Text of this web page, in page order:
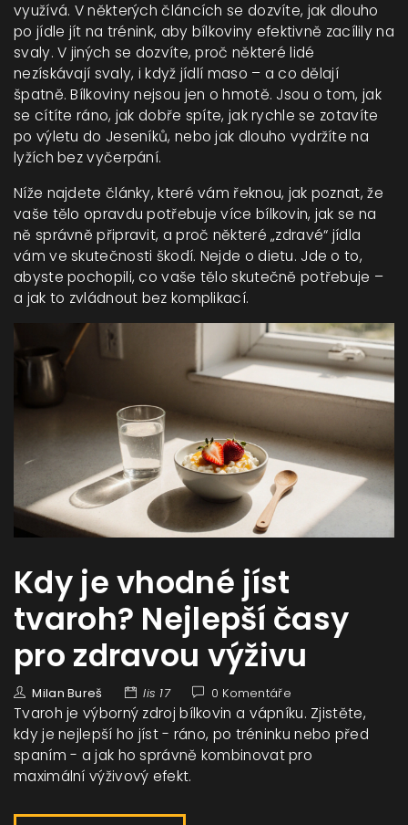
využívá. V některých článcích se dozvíte, jak dlouho
po jídle jít na trénink, aby bílkoviny efektivně zacílily na
svaly. V jiných se dozvíte, proč některé lidé
nezískávají svaly, i když jídlí maso – a co dělají
špatně. Bílkoviny nejsou jen o hmotě. Jsou o tom, jak
se cítíte ráno, jak dobře spíte, jak rychle se zotavíte
po výletu do Jeseníků, nebo jak dlouho vydržíte na
lyžích bez vyčerpání.
Níže najdete články, které vám řeknou, jak poznat, že
vaše tělo opravdu potřebuje více bílkovin, jak se na
ně správně připravit, a proč některé „zdravé“ jídla
vám ve skutečnosti škodí. Nejde o dietu. Jde o to,
abyste pochopili, co vaše tělo skutečně potřebuje –
a jak to zvládnout bez komplikací.
Kdy je vhodné jíst
tvaroh? Nejlepší časy
pro zdravou výživu
Milan Bureš lis 17 0 Komentáře
Tvaroh je výborný zdroj bílkovin a vápníku. Zjistěte,
kdy je nejlepší ho jíst - ráno, po tréninku nebo před
spaním - a jak ho správně kombinovat pro
maximální výživový efekt.